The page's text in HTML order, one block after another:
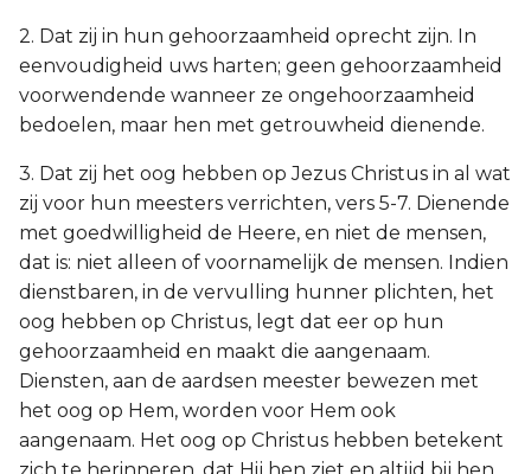
2. Dat zij in hun gehoorzaamheid oprecht zijn. In
eenvoudigheid uws harten; geen gehoorzaamheid
voorwendende wanneer ze ongehoorzaamheid
bedoelen, maar hen met getrouwheid dienende.
3. Dat zij het oog hebben op Jezus Christus in al wat
zij voor hun meesters verrichten, vers 5-7. Dienende
met goedwilligheid de Heere, en niet de mensen,
dat is: niet alleen of voornamelijk de mensen. Indien
dienstbaren, in de vervulling hunner plichten, het
oog hebben op Christus, legt dat eer op hun
gehoorzaamheid en maakt die aangenaam.
Diensten, aan de aardsen meester bewezen met
het oog op Hem, worden voor Hem ook
aangenaam. Het oog op Christus hebben betekent